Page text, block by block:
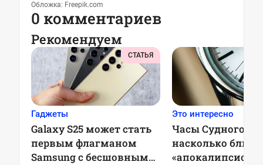
Обложка: Freepik.com
0 комментариев
Рекомендуем
СТАТЬЯ
Гаджеты
Galaxy S25 может стать
первым флагманом
Samsung с бесшовными
Это интересно
Часы Судного
насколько
«апокалипсис»?